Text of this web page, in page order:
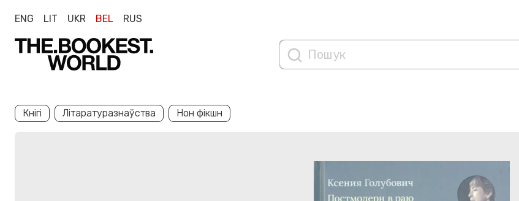
ENG LIT UKR BEL RUS
Кнігі Літаратуразнаўства Нон фікшн